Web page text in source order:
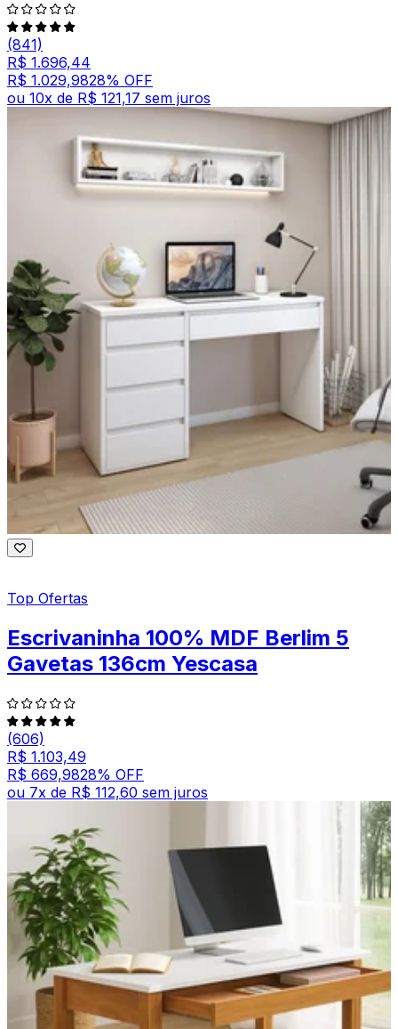
(841)
R$ 1.696,44
R$ 1.029,9828% OFF
ou 10x de R$ 121,17 sem juros
Top Ofertas
Escrivaninha 100% MDF Berlim 5
Gavetas 136cm Yescasa
(606)
R$ 1.103,49
R$ 669,9828% OFF
ou 7x de R$ 112,60 sem juros